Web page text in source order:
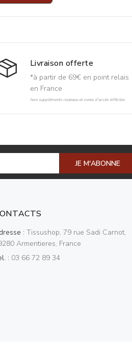
Livraison offerte
*à partir de 69€ en point relais
en France
hors suppléments rouleaux et zones d'accès difficiles
JE M'ABONNE
: Tissushop, 79 rue Sadi Carnot,
Armentieres, France
: 03 66 72 89 34